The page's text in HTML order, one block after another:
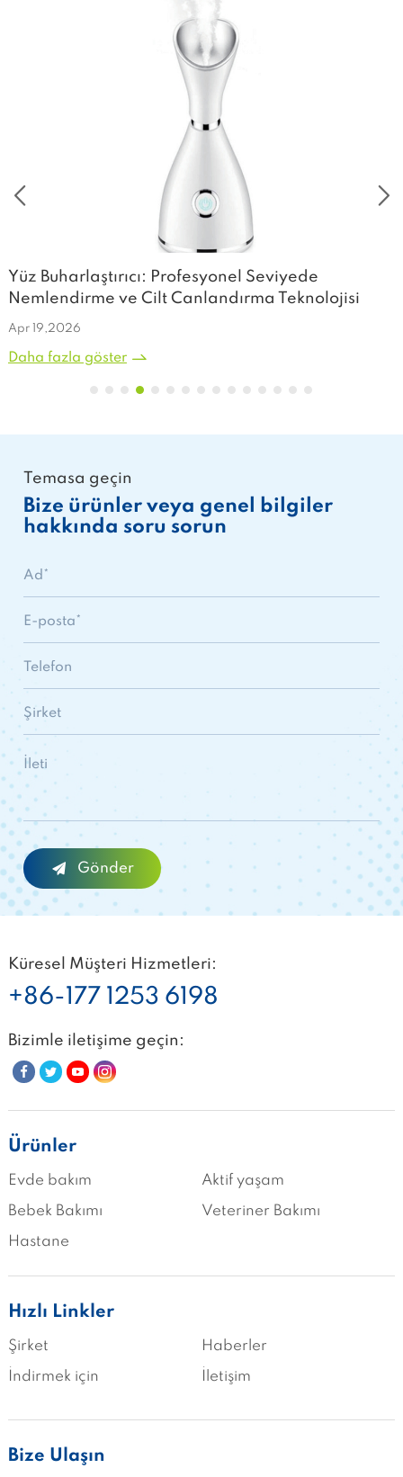
Yüz Buharlaştırıcı: Profesyonel Seviyede
Nemlendirme ve Cilt Canlandırma Teknolojisi
Apr 19,2026
Daha fazla göster
Temasa geçin
Bize ürünler veya genel bilgiler
hakkında soru sorun
Küresel Müşteri Hizmetleri:
+86-177 1253 6198
Bizimle iletişime geçin:
Ürünler
Evde bakım
Aktif yaşam
Bebek Bakımı
Veteriner Bakımı
Hastane
Hızlı Linkler
Şirket
Haberler
İndirmek için
İletişim
Bize Ulaşın